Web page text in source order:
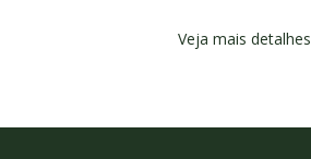
Veja mais detalhes